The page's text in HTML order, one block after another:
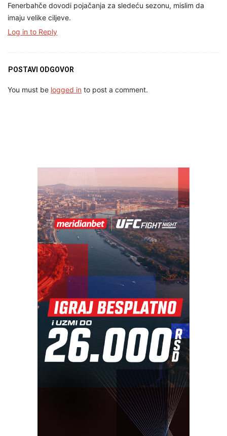
Fenerbahče dovodi pojačanja za sledeću sezonu, mislim da
imaju velike ciljeve.
Log in to Reply
POSTAVI ODGOVOR
You must be logged in to post a comment.